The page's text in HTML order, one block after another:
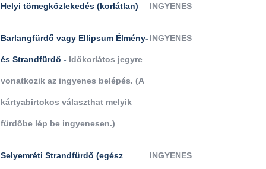
Helyi tömegközlekedés (korlátlan) INGYENES
Barlangfürdő vagy Ellipsum Élmény-
és Strandfürdő - Időkorlátos jegyre
vonatkozik az ingyenes belépés. (A
kártyabirtokos választhat melyik
fürdőbe lép be ingyenesen.)
INGYENES
Selyemréti Strandfürdő (egész INGYENES